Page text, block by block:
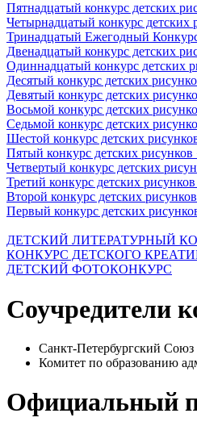
Пятнадцатый конкурс детских
Четырнадцатый конкурс детских
Тринадцатый Ежегодный
Двенадцатый конкурс детских
Одиннадцатый конкурс
Десятый конкурс детских
Девятый конкурс детских
Восьмой конкурс детских
Седьмой конкурс детских
Шестой конкурс детских
Пятый конкурс детских
Четвертый конкурс детских
Третий конкурс детских
Второй конкурс детских
Первый конкурс детских
ДЕТСКИЙ ЛИТЕРАТУРНЫЙ
КОНКУРС ДЕТСКОГО
ДЕТСКИЙ ФОТОКОНКУРС
Соучредители
Санкт-Петербургский Союз
Комитет по образованию
Официальный